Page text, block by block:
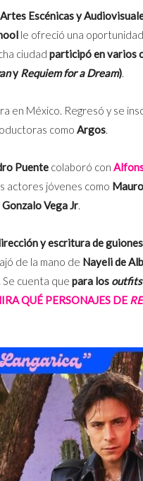
Escénicas y
le ofreció una
ciudad participó en varios
yRequiem for a Dream).
en México. Regresó y se
como Argos.
Puente colaboró con
actores jóvenes como
Gonzalo Vega Jr.
y escritura de
de la mano de Nayeli de
cuenta que para los outfits
QUÉ PERSONAJES DE